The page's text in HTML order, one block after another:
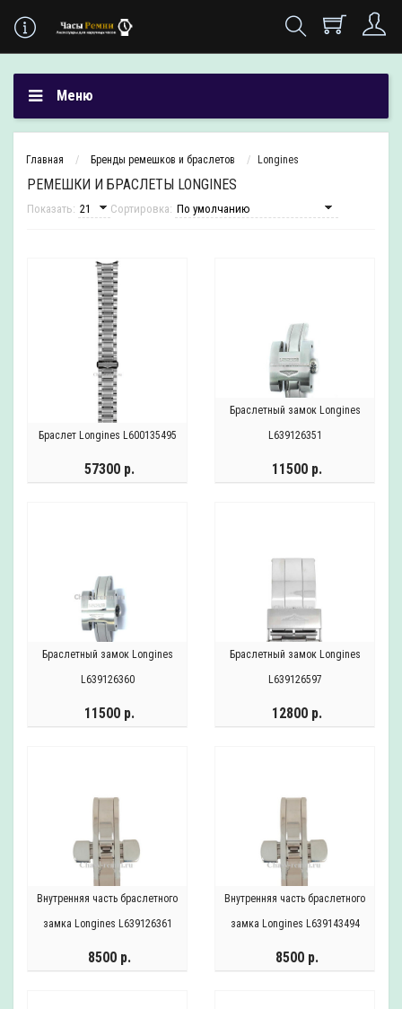
Меню
Главная Бренды ремешков и браслетов Longines
РЕМЕШКИ И БРАСЛЕТЫ LONGINES
Показать: Сортировка:
Браслет Longines L600135495
57300 р.
Браслетный замок Longines
L639126351
11500 р.
Браслетный замок Longines
L639126360
11500 р.
Браслетный замок Longines
L639126597
12800 р.
Внутренняя часть браслетного
замка Longines L639126361
8500 р.
Внутренняя часть браслетного
замка Longines L639143494
8500 р.